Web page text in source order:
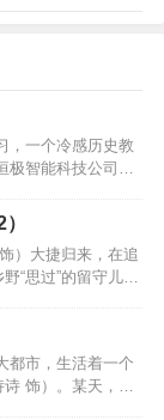
重于情感面的加
“思过”的留守儿童
少商，互相吸引
饰）。某天，她